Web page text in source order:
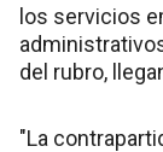
los servicios
del rubro,
"La